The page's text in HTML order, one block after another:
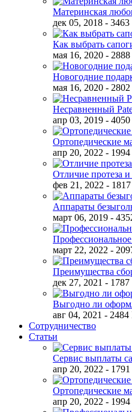
Материнская
дек 05, 2018 -
Как выбрать
мая 16, 2020 -
Новогодние
мая 16, 2020 -
Несравненный
апр 03, 2019 -
Ортопедические
апр 20, 2022 -
Отличие протеза и
фев 21, 2022 -
Аппараты
март 06, 2019 -
март 22, 2022 -
Преимущества
дек 27, 2021 -
Выгодно ли
авг 04, 2021 -
Сотрудничество
Статьи
Сервис выплаты
апр 20, 2022 -
Ортопедические
апр 20, 2022 -